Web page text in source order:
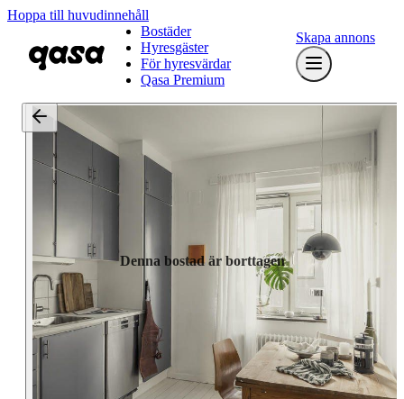
Hoppa till huvudinnehåll
Bostäder
Hyresgäster
För hyresvärdar
Qasa Premium
Skapa annons
Denna bostad är borttagen